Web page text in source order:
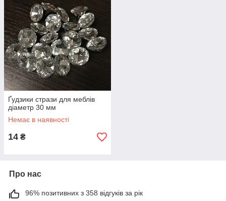
Ґудзики стрази для меблів
діаметр 30 мм
Немає в наявності
14 ₴
Про нас
96% позитивних з 358 відгуків за рік